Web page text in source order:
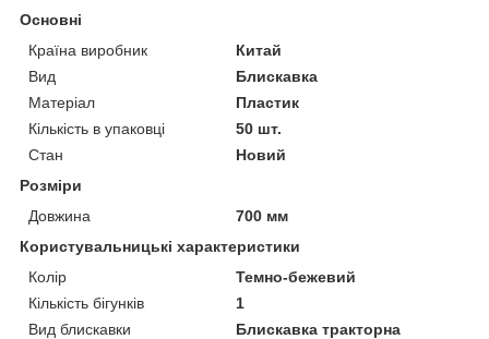
Основні
Країна виробник
Китай
Вид
Блискавка
Матеріал
Пластик
Кількість в упаковці
50 шт.
Стан
Новий
Розміри
Довжина
700 мм
Користувальницькі характеристики
Колір
Темно-бежевий
Кількість бігунків
1
Вид блискавки
Блискавка тракторна